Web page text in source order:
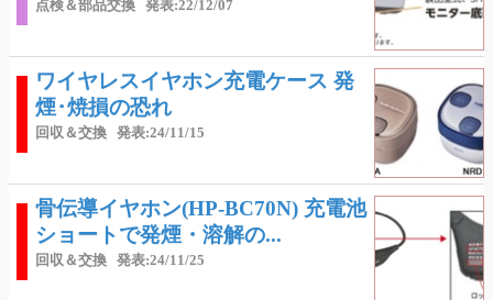
点検＆部品交換 発表:22/12/07
ワイヤレスイヤホン充電ケース 発
煙･焼損の恐れ
回収＆交換 発表:24/11/15
骨伝導イヤホン(HP-BC70N) 充電池
ショートで発煙・溶解の...
回収＆交換 発表:24/11/25